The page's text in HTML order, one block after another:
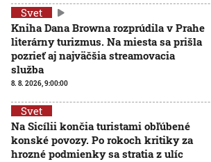
Svet
Kniha Dana Browna rozprúdila v Prahe
literárny turizmus. Na miesta sa prišla
pozrieť aj najväčšia streamovacia
služba
8. 8. 2026, 9:00:00
Svet
Na Sicílii končia turistami obľúbené
konské povozy. Po rokoch kritiky za
hrozné podmienky sa stratia z ulíc